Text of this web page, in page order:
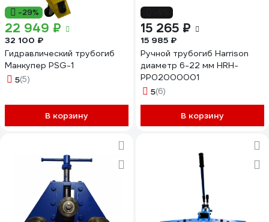
-29%
22 949 ₽
32 100 ₽
Гидравлический трубогиб
Манкупер PSG-1
5(5)
В корзину
15 265 ₽
15 985 ₽
Ручной трубогиб Harrison
диаметр 6-22 мм HRH-
PP02000001
5(6)
В корзину